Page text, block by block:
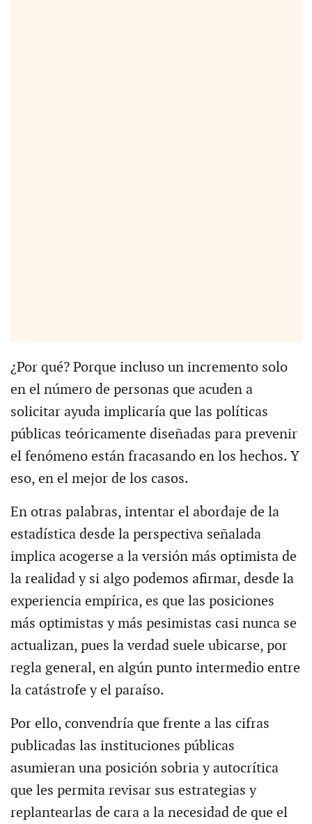
¿Por qué? Porque incluso un incremento solo
en el número de personas que acuden a
solicitar ayuda implicaría que las políticas
públicas teóricamente diseñadas para prevenir
el fenómeno están fracasando en los hechos. Y
eso, en el mejor de los casos.
En otras palabras, intentar el abordaje de la
estadística desde la perspectiva señalada
implica acogerse a la versión más optimista de
la realidad y si algo podemos afirmar, desde la
experiencia empírica, es que las posiciones
más optimistas y más pesimistas casi nunca se
actualizan, pues la verdad suele ubicarse, por
regla general, en algún punto intermedio entre
la catástrofe y el paraíso.
Por ello, convendría que frente a las cifras
publicadas las instituciones públicas
asumieran una posición sobria y autocrítica
que les permita revisar sus estrategias y
replantearlas de cara a la necesidad de que el